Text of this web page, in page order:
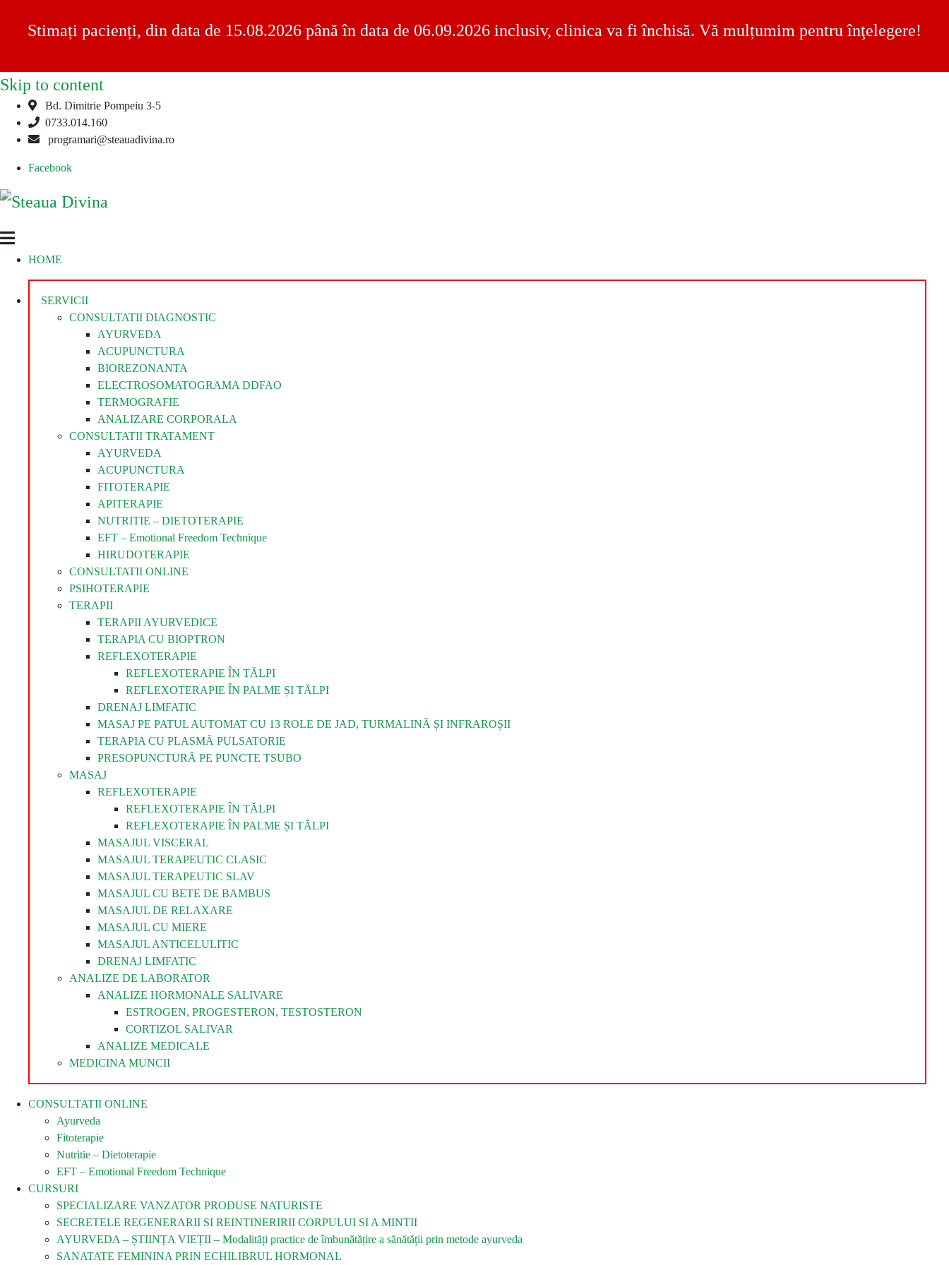
Stimați pacienți, din data de 15.08.2026 până în data de 06.09.2026 inclusiv, clinica va fi închisă. Vă mulțumim pentru înţelegere!
Skip to content
Bd. Dimitrie Pompeiu 3-5
0733.014.160
programari@steauadivina.ro
Facebook
Steaua
Divina
Clinica
SteauaHOME
SERVICII
CONSULTATII DIAGNOSTIC
AYURVEDA
ACUPUNCTURA
BIOREZONANTA
ELECTROSOMATOGRAMA DDFAO
TERMOGRAFIE
ANALIZARE CORPORALA
CONSULTATII TRATAMENT
AYURVEDA
ACUPUNCTURA
FITOTERAPIE
APITERAPIE
NUTRITIE – DIETOTERAPIE
EFT – Emotional Freedom Technique
HIRUDOTERAPIE
CONSULTATII ONLINE
PSIHOTERAPIE
TERAPII
TERAPII AYURVEDICE
TERAPIA CU BIOPTRON
REFLEXOTERAPIE
REFLEXOTERAPIE ÎN TĂLPI
REFLEXOTERAPIE ÎN PALME ȘI TĂLPI
DRENAJ LIMFATIC
MASAJ PE PATUL AUTOMAT CU 13 ROLE DE JAD, TURMALINĂ ȘI INFRAROȘII
TERAPIA CU PLASMĂ PULSATORIE
PRESOPUNCTURĂ PE PUNCTE TSUBO
MASAJ
REFLEXOTERAPIE
REFLEXOTERAPIE ÎN TĂLPI
REFLEXOTERAPIE ÎN PALME ȘI TĂLPI
MASAJUL VISCERAL
MASAJUL TERAPEUTIC CLASIC
MASAJUL TERAPEUTIC SLAV
MASAJUL CU BETE DE BAMBUS
MASAJUL DE RELAXARE
MASAJUL CU MIERE
MASAJUL ANTICELULITIC
DRENAJ LIMFATIC
ANALIZE DE LABORATOR
ANALIZE HORMONALE SALIVARE
ESTROGEN, PROGESTERON, TESTOSTERON
CORTIZOL SALIVAR
ANALIZE MEDICALE
MEDICINA MUNCII
CONSULTATII ONLINE
Ayurveda
Fitoterapie
Nutritie – Dietoterapie
EFT – Emotional Freedom Technique
CURSURI
SPECIALIZARE VANZATOR PRODUSE NATURISTE
SECRETELE REGENERARII SI REINTINERIRII CORPULUI SI A MINTII
AYURVEDA – ȘTIINȚA VIEȚII – Modalități practice de îmbunătățire a sănătății prin metode ayurveda
SANATATE FEMININA PRIN ECHILIBRUL HORMONAL